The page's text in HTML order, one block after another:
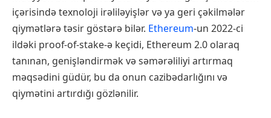
içərisində texnoloji irəliləyişlər və ya geri çəkilmələr
qiymətlərə təsir göstərə bilər. Ethereum-un 2022-ci
ildəki proof-of-stake-ə keçidi, Ethereum 2.0 olaraq
tanınan, genişləndirmək və səmərəliliyi artırmaq
məqsədini güdür, bu da onun cazibədarlığını və
qiymətini artırdığı gözlənilir.